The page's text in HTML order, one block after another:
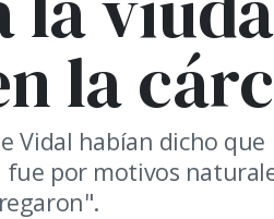
la
Vidal habían dicho
por motivos